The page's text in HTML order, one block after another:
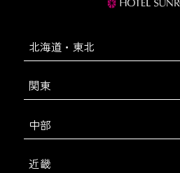
北海道・東北
関東
中部
近畿